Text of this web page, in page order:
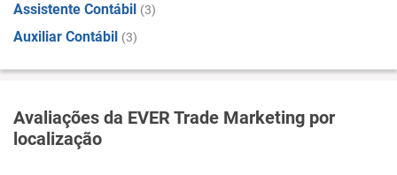
Assistente Contábil (3)
Auxiliar Contábil (3)
Avaliações da EVER Trade Marketing por
localização